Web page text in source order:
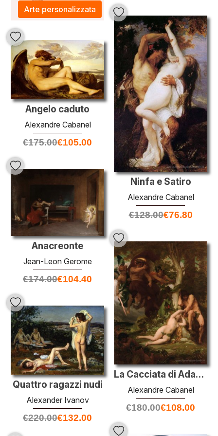
Arte personalizzata
Ninfa e Satiro
Alexandre Cabanel
€128.00€76.80
Angelo caduto
Alexandre Cabanel
€175.00€105.00
Anacreonte
Jean-Leon Gerome
€174.00€104.40
La Cacciata di Adamo ed Eva dal Giardino del Paradiso
Alexandre Cabanel
€180.00€108.00
Quattro ragazzi nudi
Alexander Ivanov
€220.00€132.00